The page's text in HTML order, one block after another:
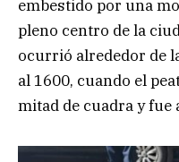
embestido por una
pleno centro de la
ocurrió alrededor de
al 1600, cuando el
mitad de cuadra y fue